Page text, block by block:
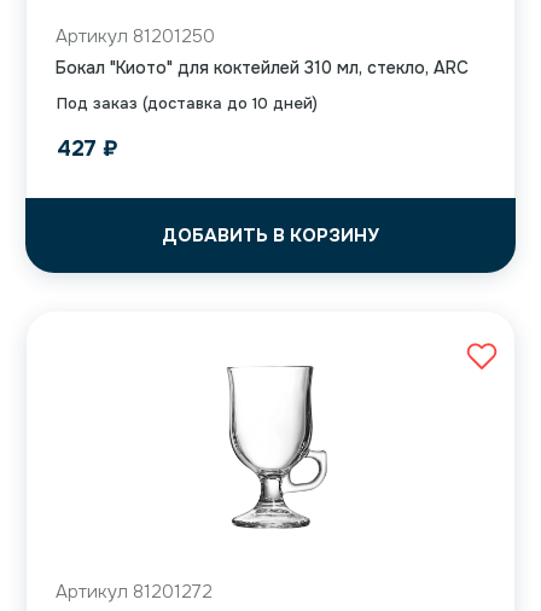
Под заказ (доставка до 10 дней)
Артикул 81201250
Бокал "Киото" для коктейлей 310 мл, стекло, ARC
427 ₽
ДОБАВИТЬ В КОРЗИНУ
Артикул 81201272